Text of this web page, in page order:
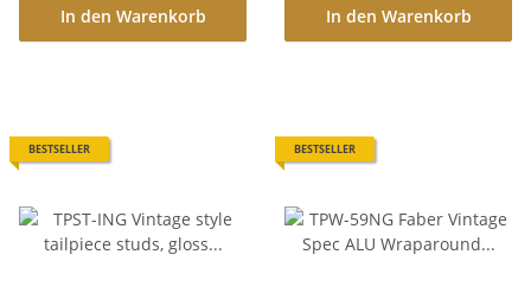
In den Warenkorb In den Warenkorb
BESTSELLER BESTSELLER